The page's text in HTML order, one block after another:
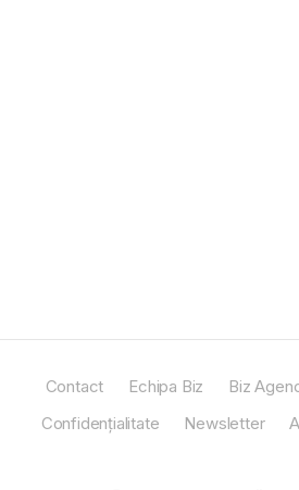
Contact Echipa Biz Biz
Confidențialitate
Newsletter